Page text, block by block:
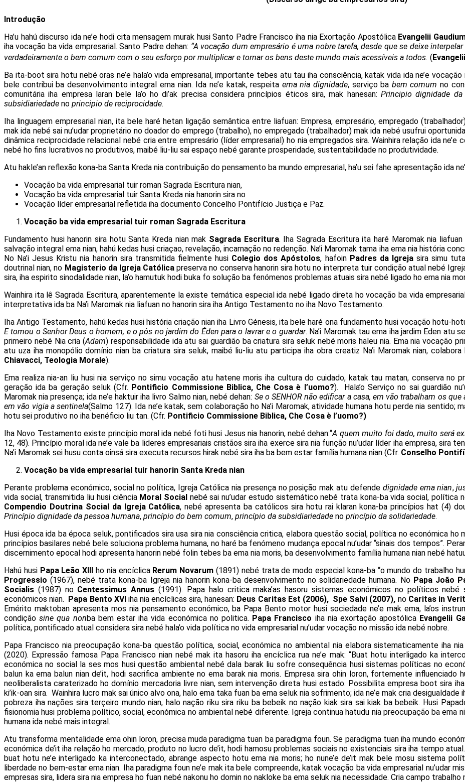
Introdução
Ha’u hahú discurso ida ne’e hodi cita mensagem murak husi Santo Padre Francisco iha nia Exortação Apostólica Evangelii
iha vocação ba vida empresarial. Santo Padre dehan: “A vocação dum empresário é uma nobre tarefa, desde que se deixe
verdadeiramente o bem comum com o seu esforço por multiplicar e tornar os bens deste mundo mais acessíveis a todos. (
Ba ita-boot sira hotu nebé oras ne’e hala’o vida empresarial, importante tebes atu tau iha consciência, katak vida ida ne’e
bele contribui ba desenvolvimento integral ema nian. Ida ne’e katak, respeita ema nia dignidade, serviço ba bem comum no
comunitária iha empresa laran bele la’o ho di’ak precisa considera princípios éticos sira, mak hanesan: Principio dignidade
subsidiariedade no principio de reciprocidade.
Iha linguagem empresarial nian, ita bele haré hetan ligação semântica entre liafuan: Empresa, empresário, empregado
mak ida nebé sai nu’udar proprietário no doador do emprego (trabalho), no empregado (trabalhador) mak ida nebé usufrui
dinâmica reciprocidade relacional nebé cria entre empresário (líder empresarial) ho nia empregados sira. Wainhira relação ida ne’e
nebé ho fins lucrativos no produtivos, maibé liu-liu sai espaço nebé garante prosperidade, sustentabilidade no produtividade.
Atu hakle’an reflexão kona-ba Santa Kreda nia contribuição do pensamento ba mundo empresarial, ha’u sei fahe apresentação ida
Vocação ba vida empresarial tuir roman Sagrada Escritura nian,
Vocação ba vida empresarial tuir Santa Kreda nia hanorin sira no
Vocação líder empresarial refletida iha documento Concelho Pontifício Justiça e Paz.
Vocação ba vida empresarial tuir roman Sagrada Escritura
Fundamento husi hanorin sira hotu Santa Kreda nian mak Sagrada Escritura. Iha Sagrada Escritura ita haré Maromak nia
salvação integral ema nian, hahú kedas husi criaçao, revelação, incarnação no redenção. Na’i Maromak tama iha ema nia história
No Na’i Jesus Kristu nia hanorin sira transmitida fielmente husi Colegio dos Apóstolos, hafoin Padres da Igrejasira simu
doutrinal nian, no Magisterio da Igreja Católica preserva no conserva hanorin sira hotu no interpreta tuir condição atual nebé
sira, iha espirito sinodalidade nian, la’o hamutuk hodi buka fo solução ba fenómenos problemas atuais sira nebé ligado ho ema nia
Wainhira ita lê Sagrada Escritura, aparentemente la existe temática especial ida nebé ligado direta ho vocação ba vida
interpretativa ida ba Na’i Maromak nia liafuan no hanorin sira iha Antigo Testamento no iha Novo Testamento.
Iha Antigo Testamento, hahú kedas husi história criação nian iha Livro Génesis, ita bele haré ona fundamento husi vocação hotu-
E tomou o Senhor Deus o homem, e o pôs no jardim do Éden para o lavrar e o guardar. Na’i Maromak tau ema iha jardim Eden atu
primeiro nebé Nia cria (Adam) responsabilidade ida atu sai guardião ba criatura sira seluk nebé moris haleu nia. Ema nia vocação
atu uza iha monopólio domínio nian ba criatura sira seluk, maibé liu-liu atu participa iha obra creatiz Na’i Maromak nian, colabora
Chiavacci, Teologia Morale).
Ema realiza nia-an liu husi nia serviço no simu vocação atu hatene moris iha cultura do cuidado, katak tau matan, conserva no
geração ida ba geração seluk (Cfr. Pontificio Commissione Biblica, Che Cosa è l’uomo?). Hala’o Serviço no sai guardião
Maromak nia presença; ida ne’e haktuir iha livro Salmo nian, nebé dehan: Se o SENHOR não edificar a casa, em vão trabalham os
em vão vigia a sentinela(Salmo 127). Ida ne’e katak, sem colaboração ho Na’i Maromak, atividade humana hotu perde nia sentido;
hotu sei produtivo no iha benéficio liu tan. (Cfr. Pontificio Commissione Biblica, Che Cosa è l’uomo?)
Iha Novo Testamento existe princípio moral ida nebé foti husi Jesus nia hanorin, nebé dehan:“A quem muito foi dado, muito será
12, 48). Princípio moral ida ne’e vale ba lideres empresariais cristãos sira iha exerce sira nia função nu’udar líder iha empresa, sira
Na’i Maromak sei husu conta oinsá sira executa recursos hirak nebé sira iha ba bem estar família humana nian (Cfr. Conselho
Vocação ba vida empresarial tuir hanorin Santa Kreda nian
Perante problema económico, social no política, Igreja Católica nia presença no posição mak atu defende dignidade ema nian,
vida social, transmitida liu husi ciência Moral Social nebé sai nu’udar estudo sistemático nebé trata kona-ba vida social, política
Compendio Doutrina Social da Igreja Católica, nebé apresenta ba católicos sira hotu rai klaran kona-ba princípios hat (4)
Princípio dignidade da pessoa humana, princípio do bem comum, princípio da subsidiariedade no princípio da solidariedade.
Husi época ida ba época seluk, pontificados sira usa sira nia consciência critica, elabora questão social, política no económica
princípios basilares nebé bele soluciona problema humana, no haré ba fenómeno mudança epocal nu’udar “sinais dos tempos”.
discernimento epocal hodi apresenta hanorin nebé folin tebes ba ema nia moris, ba desenvolvimento família humana nian nebé
Hahú husi Papa Leão XIII ho nia encíclica Rerum Novarum (1891) nebé trata de modo especial kona-ba “o mundo do trabalho
Progressio (1967), nebé trata kona-ba Igreja nia hanorin kona-ba desenvolvimento no solidariedade humana. No Papa João
Socialis (1987) no Centessimus Annus (1991). Papa halo critica maka’as hasoru sistemas económicos no políticos
económicos nian. Papa Bento XVI iha nia encíclicas sira, hanesan: Deus Caritas Est (2006), Spe Salvi (2007), no Caritas in
Emérito maktoban apresenta mos nia pensamento económico, ba Papa Bento motor husi sociedade ne’e mak ema, la’os
condiçãosine qua nonba bem estar iha vida económica no politica. Papa Francisco iha nia exortação apostólica Evangelii
política, pontificado atual considera sira nebé hala’o vida política no vida empresarial nu’udar vocação no missão ida nebé nobre.
Papa Francisco nia preocupação kona-ba questão política, social, económica no ambiental nia elabora sistematicamente iha
(2020). Expressão famosa Papa Francisco nian nebé mak ita hasoru iha encíclica rua ne’e mak: “Buat hotu interligado ka
económica no social la ses mos husi questão ambiental nebé dala barak liu sofre consequência husi sistemas políticas no
balun ka ema balun nian de’it, hodi sacrifica ambiente no ema barak nia moris. Empresa sira ohin loron, fortemente
neoliberalista caraterizado ho domínio mercadoria livre nian, sem intervenção direta husi estado. Possibilita empresa boot sira
ki’ik-oan sira. Wainhira lucro mak sai único alvo ona, halo ema taka fuan ba ema seluk nia sofrimento; ida ne’e mak cria
pobreza iha nações sira terçeiro mundo nian, halo nação riku sira riku ba bebeik no nação kiak sira sai kiak ba bebeik. Husi
fisionomia husi problema político, social, económica no ambiental nebé diferente. Igreja continua hatudu nia preocupação ba ema
humana ida nebé mais integral.
Atu transforma mentalidade ema ohin loron, precisa muda paradigma tuan ba paradigma foun. Se paradigma tuan iha mundo
económica de’it iha relação ho mercado, produto no lucro de’it, hodi hamosu problemas sociais no existenciais sira iha tempo
buat hotu ne’e interligado ka interconectado, abrange aspecto hotu ema nia moris; ho nune’e de’it mak bele mosu sistema
liberdade no bem-estar ema nian. Iha paradigma foun ne’e mak ita bele compreende, katak vocação ba vida empresarial nu’udar
empresas sira, lidera sira nia empresa ho fuan nebé nakonu ho domin no nakloke ba ema seluk nia necessidade. Cria campo